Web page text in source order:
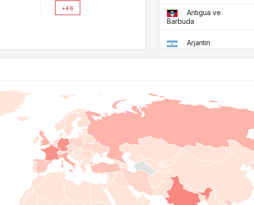
+46
Antigua ve
Barbuda
Arjantin
Avusturya
Bahamalar